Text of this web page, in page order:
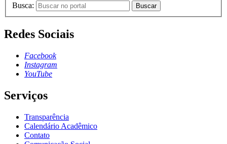
Busca: Buscar
Redes Sociais
Facebook
Instagram
YouTube
Serviços
Transparência
Calendário Acadêmico
Contato